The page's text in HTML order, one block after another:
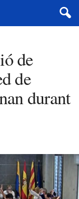
de
de
durant